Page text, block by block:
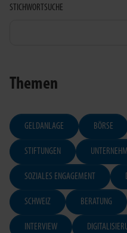
STICHWORTSUCHE
Themen
GELDANLAGE BÖRSE
STIFTUNGEN
SOZIALES ENGAGEMENT
SCHWEIZ BERATUNG
INTERVIEW